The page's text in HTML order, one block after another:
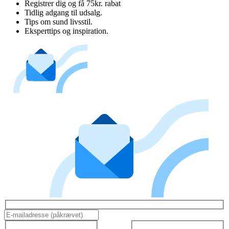
Registrer dig og få 75kr. rabat
Tidlig adgang til udsalg.
Tips om sund livsstil.
Eksperttips og inspiration.